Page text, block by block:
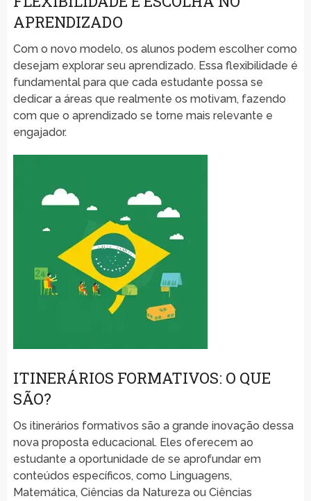
APRENDIZADO
Com o novo modelo, os alunos podem escolher como
desejam explorar seu aprendizado. Essa flexibilidade é
fundamental para que cada estudante possa se
dedicar a áreas que realmente os motivam, fazendo
com que o aprendizado se torne mais relevante e
engajador.
ITINERÁRIOS FORMATIVOS: O QUE
SÃO?
Os itinerários formativos são a grande inovação dessa
nova proposta educacional. Eles oferecem ao
estudante a oportunidade de se aprofundar em
conteúdos específicos, como Linguagens,
Matemática, Ciências da Natureza ou Ciências